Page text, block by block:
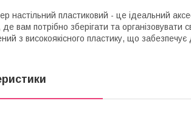
настільний пластиковий - це ідеальний
вам потрібно зберігати та
з високоякісного пластику, що забезпечує